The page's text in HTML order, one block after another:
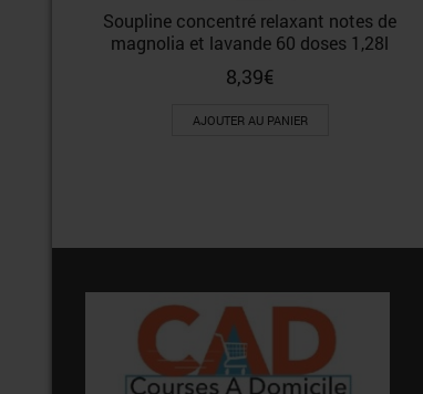
Soupline concentré relaxant notes de
magnolia et lavande 60 doses 1,28l
8,39€
AJOUTER AU PANIER